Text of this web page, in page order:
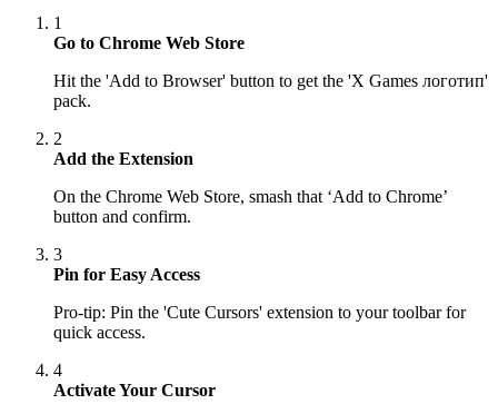
1
Go to Chrome Web Store
Hit the 'Add to Browser' button to get the 'X Games логотип'
pack.
2
Add the Extension
On the Chrome Web Store, smash that ‘Add to Chrome’
button and confirm.
3
Pin for Easy Access
Pro-tip: Pin the 'Cute Cursors' extension to your toolbar for
quick access.
4
Activate Your Cursor